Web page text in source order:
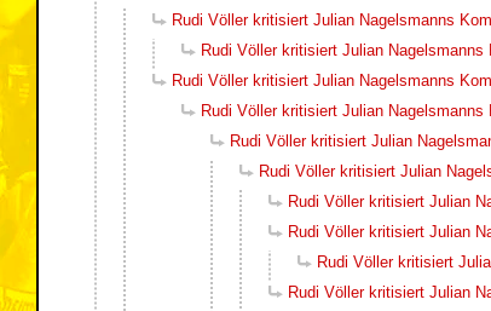
Rudi Völler kritisiert Julian Nagelsmanns
Rudi Völler kritisiert Julian Nagelsmanns
Rudi Völler kritisiert Julian Nagelsmanns
Rudi Völler kritisiert Julian Nagelsmanns
Rudi Völler kritisiert Julian
Rudi Völler kritisiert Julian
Rudi Völler kritisiert Julian
Rudi Völler kritisiert Julian
Rudi Völler kritisiert
Rudi Völler kritisiert Julian